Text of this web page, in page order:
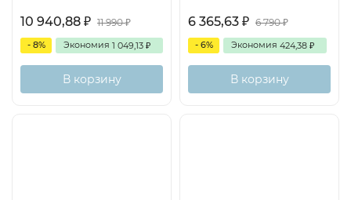
10 940,88 ₽ 11 990₽
- 8% Экономия 1 049,13 ₽
В корзину
6 365,63 ₽ 6 790₽
- 6% Экономия 424,38 ₽
В корзину